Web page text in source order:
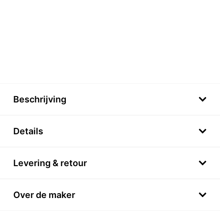
Beschrijving
Details
Levering & retour
Over de maker